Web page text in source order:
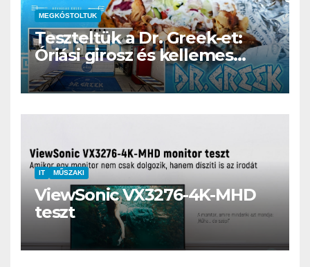
MEGKÓSTOLTUK
Teszteltük a Dr. Greek-et:
Óriási girosz és kellemes
kerthelyiség Csepel szívében
IT MŰSZAKI
ViewSonic VX3276-4K-MHD
teszt